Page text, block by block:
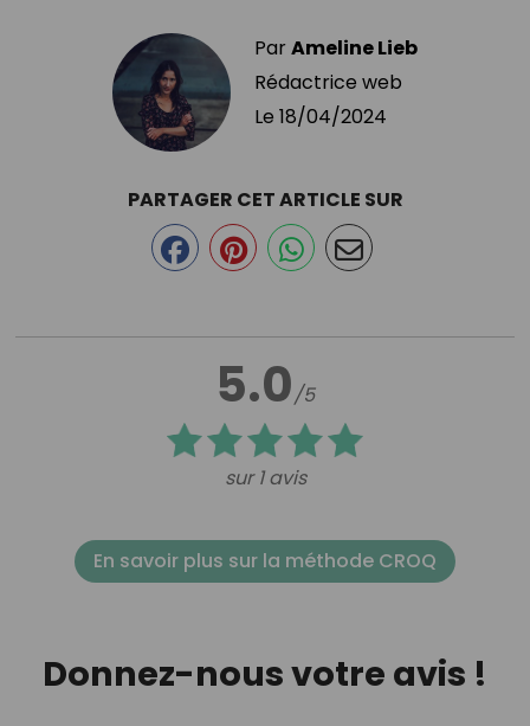
ParAmeline Lieb
Rédactrice web
Le 18/04/2024
5.0/5
sur 1 avis
PARTAGER CET ARTICLE SUR
En savoir plus sur la méthode CROQ
Donnez-nous votre avis !